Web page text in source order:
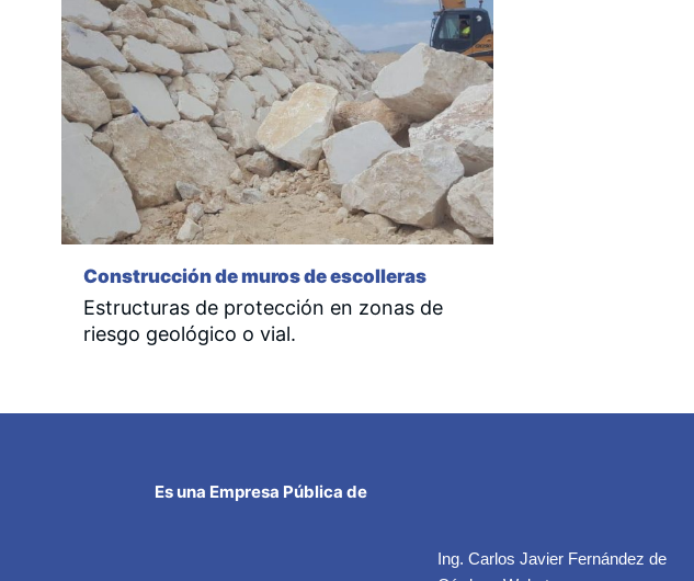
Construcción de muros de escolleras
Estructuras de protección en zonas de
riesgo geológico o vial.
Es una Empresa Pública de
Ing. Carlos Javier Fernández de